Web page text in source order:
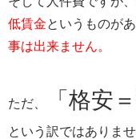
低賃金というものが
事は出来ません。
ただ、 「格安
という訳ではありませ